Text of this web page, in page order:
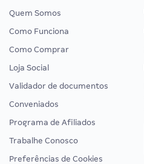
Quem Somos
Como Funciona
Como Comprar
Loja Social
Validador de documentos
Conveniados
Programa de Afiliados
Trabalhe Conosco
Preferências de Cookies